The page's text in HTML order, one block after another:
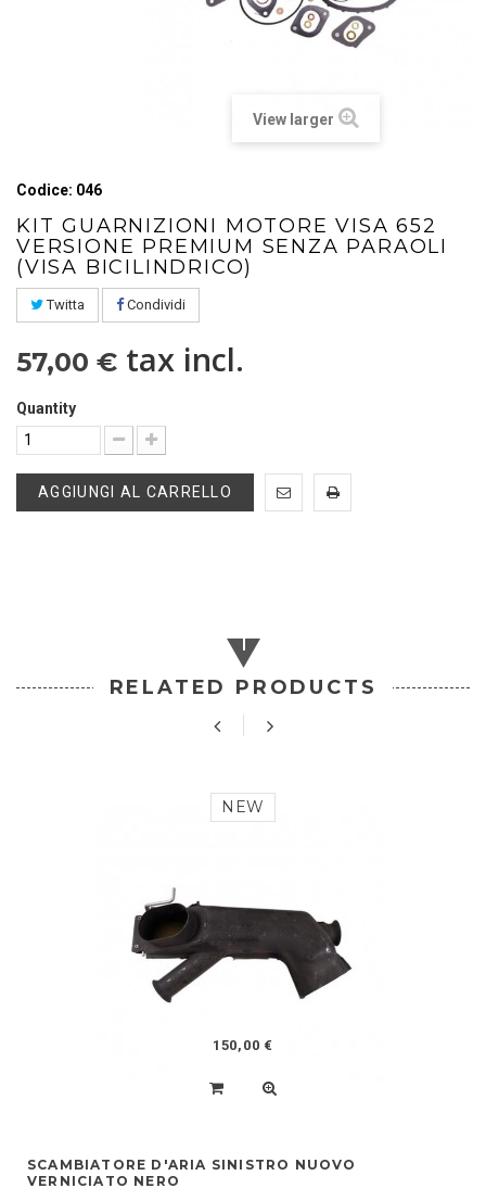
View larger
Codice: 046
KIT GUARNIZIONI MOTORE VISA 652
VERSIONE PREMIUM SENZA PARAOLI
(VISA BICILINDRICO)
Twitta Condividi
57,00 € tax incl.
Quantity
AGGIUNGI AL CARRELLO
RELATED PRODUCTS
NEW
150,00 €
SCAMBIATORE D'ARIA SINISTRO NUOVO
VERNICIATO NERO